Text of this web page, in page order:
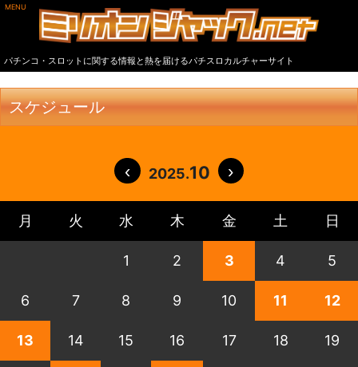
パチンコ・スロットに関する情報と熱を届けるパチスロカルチャーサイト
MENU
スケジュール
2025.10
月 火 水 木 金 土 日
1 2 3 4 5
6 7 8 9 10 11 12
13 14 15 16 17 18 19